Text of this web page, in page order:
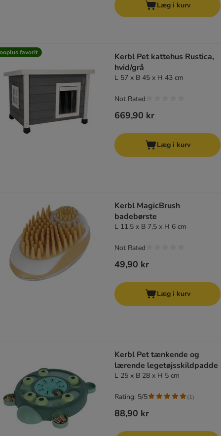
Læg i kurv
favorit
Kerbl Pet kattehus Rustica,
hvid/grå
L 57 x B 45 x H 43 cm
669,90 kr
Not Rated
Læg i kurv
Kerbl MagicBrush
badebørste
L 11,5 x B 7,5 x H 6 cm
49,90 kr
Not Rated
Læg i kurv
Kerbl Pet tænkende og
lærende legetøjsskildpadde
L 25 x B 28 x H 5 cm
88,90 kr
Rating: 5/5 (1)